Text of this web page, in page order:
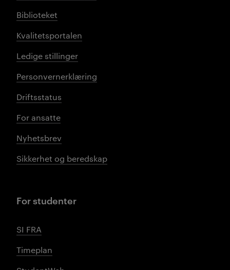
Biblioteket
Kvalitetsportalen
Ledige stillinger
Personvernerklæring
Driftsstatus
For ansatte
Nyhetsbrev
Sikkerhet og beredskap
For studenter
SI FRA
Timeplan